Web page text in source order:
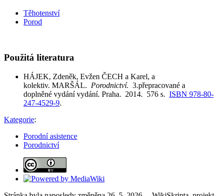
Těhotenství
Porod
Použitá literatura
HÁJEK, Zdeněk, Evžen ČECH a Karel, a
kolektiv. MARŠÁL. Porodnictví. 3.přepracované a
doplněné vydání vydání. Praha. 2014. 576 s. ISBN 978-80-
247-4529-9.
Kategorie:
Porodní asistence
Porodnictví